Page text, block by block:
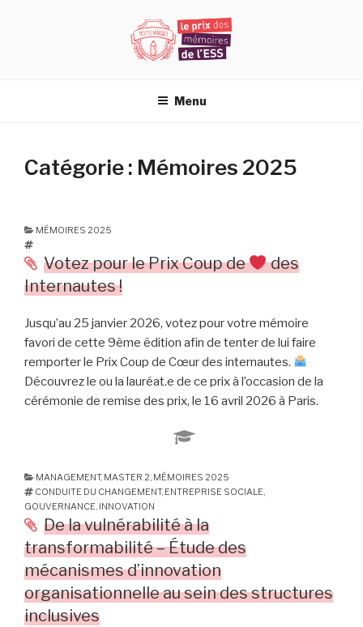
Menu
Catégorie : Mémoires 2025
MÉMOIRES 2025
Votez pour le Prix Coup de
des
Internautes !
Jusqu’au 25 janvier 2026, votez pour votre mémoire
favori de cette 9ème édition afin de tenter de lui faire
remporter le Prix Coup de Cœur des internautes.
Découvrez le ou la lauréat.e de ce prix à l’occasion de la
cérémonie de remise des prix, le 16 avril 2026 à Paris.
MANAGEMENT, MASTER 2, MÉMOIRES 2025
CONDUITE DU CHANGEMENT, ENTREPRISE SOCIALE,
GOUVERNANCE, INNOVATION
De la vulnérabilité à la
transformabilité – Étude des
mécanismes d’innovation
organisationnelle au sein des structures
inclusives